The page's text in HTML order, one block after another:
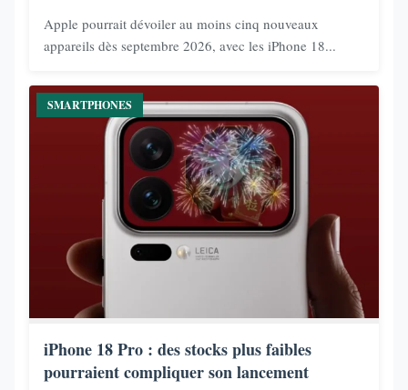
Apple pourrait dévoiler au moins cinq nouveaux
appareils dès septembre 2026, avec les iPhone 18...
SMARTPHONES
iPhone 18 Pro : des stocks plus faibles
pourraient compliquer son lancement